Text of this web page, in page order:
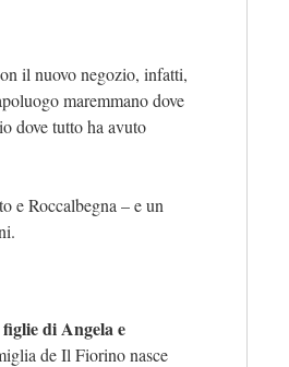
il nuovo negozio, infatti,
maremmano dove
dove tutto ha avuto
e Roccalbegna – e un
di Angela e
de Il Fiorino nasce